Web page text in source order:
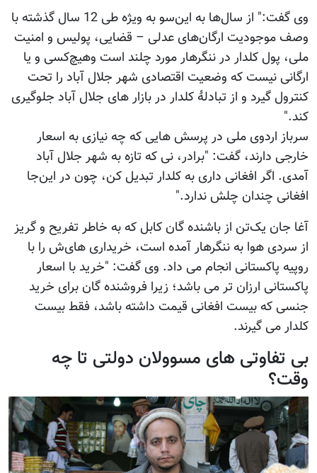
وی گفت:" از سال‌ها به این‌سو به ویژه طی 12 سال گذشته با
وصف موجودیت ارگان‌های عدلی – قضایی، پولیس و امنیت
ملی، پول کلدار در ننگرهار مورد چلند است وهیچ‌کسی و یا
ارگانی نیست که وضعیت اقتصادی شهر جلال آباد را تحت
کنترول گیرد و از تبادلۀ کلدار در بازار های جلال آباد جلوگیری
کند."
سرباز اردوی ملی در پرسش هایی که چه نیازی به اسعار
خارجی دارند، گفت: "برادر، نی که تازه به شهر جلال آباد
آمدی. اگر افغانی داری به کلدار تبدیل کن، چون در این‌جا
افغانی چندان چلش ندارد."
آغا جان یک‌تن از باشنده گان کابل که به خاطر تفریح و گریز
از سردی هوا به ننگرهار آمده است، خریداری های‌ش را با
روپیه پاکستانی انجام می داد. وی گفت: "خرید با اسعار
پاکستانی ارزان تر می باشد؛ زیرا فروشنده گان برای خرید
جنسی که بیست افغانی قیمت داشته باشد، فقط بیست
کلدار می گیرند.
بی تفاوتی های مسوولان دولتی تا چه
وقت؟